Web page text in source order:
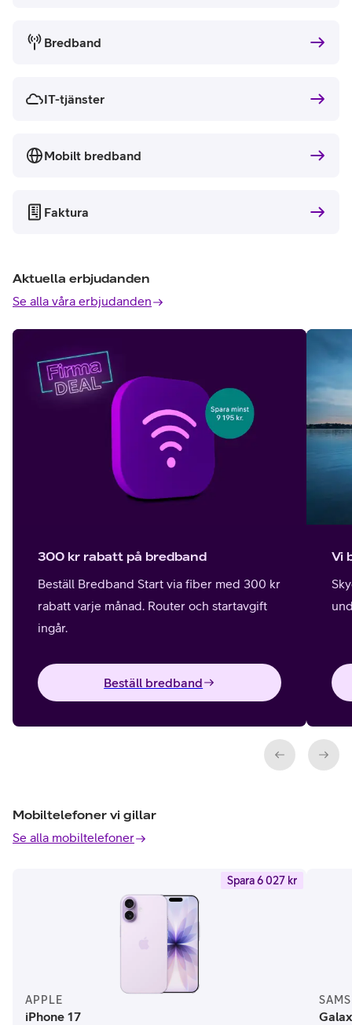
Bredband
IT-tjänster
Mobilt bredband
Faktura
Aktuella erbjudanden
Se alla våra erbjudanden
300 kr rabatt på bredband
Beställ Bredband Start via fiber med 300 kr
rabatt varje månad. Router och startavgift
ingår.
Beställ bredband
Vi
Mobiltelefoner vi gillar
Se alla mobiltelefoner
Spara 6 027 kr
APPLE
iPhone 17